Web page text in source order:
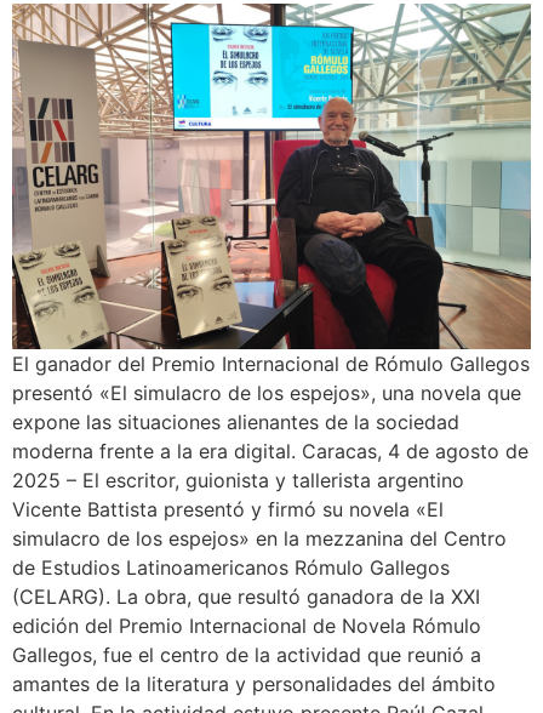
El ganador del Premio Internacional de Rómulo Gallegos
presentó «El simulacro de los espejos», una novela que
expone las situaciones alienantes de la sociedad
moderna frente a la era digital. Caracas, 4 de agosto de
2025 – El escritor, guionista y tallerista argentino
Vicente Battista presentó y firmó su novela «El
simulacro de los espejos» en la mezzanina del Centro
de Estudios Latinoamericanos Rómulo Gallegos
(CELARG). La obra, que resultó ganadora de la XXI
edición del Premio Internacional de Novela Rómulo
Gallegos, fue el centro de la actividad que reunió a
amantes de la literatura y personalidades del ámbito